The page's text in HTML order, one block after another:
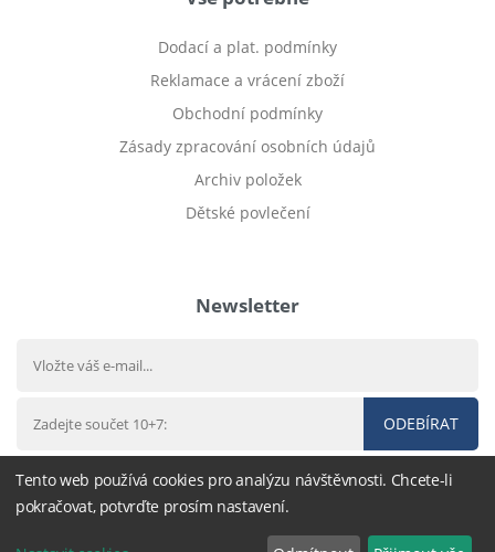
Dodací a plat. podmínky
Reklamace a vrácení zboží
Obchodní podmínky
Zásady zpracování osobních údajů
Archiv položek
Dětské povlečení
Newsletter
ODEBÍRAT
© 2016 - 2026 DárekHned.cz nastavení cookies
Tento web používá cookies pro analýzu návštěvnosti. Chcete-li
pokračovat, potvrďte prosím nastavení.